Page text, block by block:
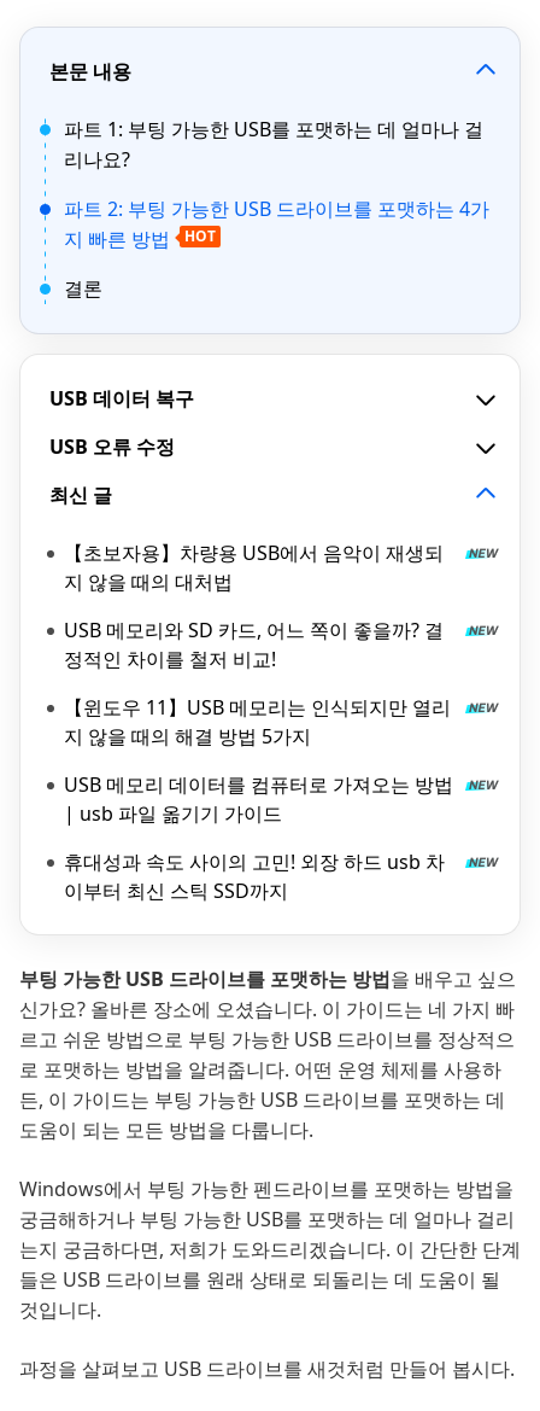
본문 내용
파트 1: 부팅 가능한 USB를 포맷하는 데 얼마나 걸
리나요?
파트 2: 부팅 가능한 USB 드라이브를 포맷하는 4가
지 빠른 방법
HOT
결론
USB 데이터 복구
USB 오류 수정
최신 글
【초보자용】차량용 USB에서 음악이 재생되
지 않을 때의 대처법
USB 메모리와 SD 카드, 어느 쪽이 좋을까? 결
정적인 차이를 철저 비교!
【윈도우 11】USB 메모리는 인식되지만 열리
지 않을 때의 해결 방법 5가지
USB 메모리 데이터를 컴퓨터로 가져오는 방법
| usb 파일 옮기기 가이드
휴대성과 속도 사이의 고민! 외장 하드 usb 차
이부터 최신 스틱 SSD까지
부팅 가능한 USB 드라이브를 포맷하는 방법을 배우고 싶으
신가요? 올바른 장소에 오셨습니다. 이 가이드는 네 가지 빠
르고 쉬운 방법으로 부팅 가능한 USB 드라이브를 정상적으
로 포맷하는 방법을 알려줍니다. 어떤 운영 체제를 사용하
든, 이 가이드는 부팅 가능한 USB 드라이브를 포맷하는 데
도움이 되는 모든 방법을 다룹니다.
Windows에서 부팅 가능한 펜드라이브를 포맷하는 방법을
궁금해하거나 부팅 가능한 USB를 포맷하는 데 얼마나 걸리
는지 궁금하다면, 저희가 도와드리겠습니다. 이 간단한 단계
들은 USB 드라이브를 원래 상태로 되돌리는 데 도움이 될
것입니다.
과정을 살펴보고 USB 드라이브를 새것처럼 만들어 봅시다.